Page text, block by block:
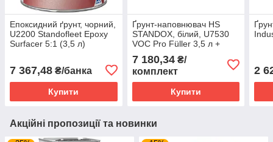
Епоксидний ґрунт, чорний,
U2200 Standofleet Epoxy
Surfacer 5:1 (3,5 л)
7 367,48 ₴/банка
Купити
Ґрунт-наповнювач HS
STANDOX, білий, U7530
VOC Pro Füller 3,5 л +
пришвидшувач сушіння 1
л
7 180,34₴/
комплект
Купити
2
Акційні пропозиції та новинки